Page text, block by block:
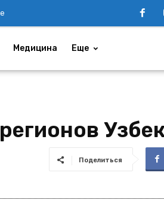
Медицина Еще
Поделиться